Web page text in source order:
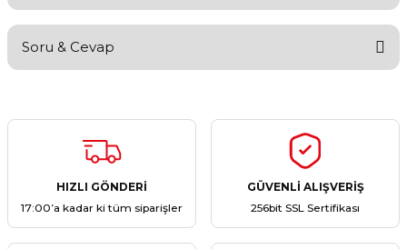
Yorum Yaz
Soru & Cevap
Ürün hakkında henüz soru sorulmamış.
HIZLI GÖNDERİ
17:00’a kadar ki tüm siparişler
GÜVENLİ ALIŞVERİŞ
256bit SSL Sertifikası